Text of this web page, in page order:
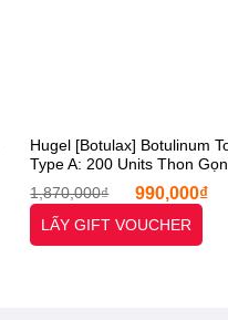
Hugel [Botulax] Botulinum
Type A: 200 Units Thon
Hàm, Tay, Chân, Xoá Nhăn,
Cung [Otel-Starx- Chính
1,870,000₫
Giá
gốc
là:
1,870,000₫.
990,000₫
LẤY GIFT VOUCHER